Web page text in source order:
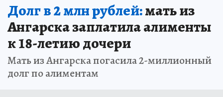
Долг в 2 млн рублей:мать из
Ангарска заплатила алименты
к 18-летию дочери
Мать из Ангарска погасила 2-миллионный
долг по алиментам